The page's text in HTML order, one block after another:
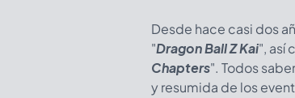
Desde hace casi dos
"Dragon Ball Z Kai", así
Chapters". Todos
y resumida de los